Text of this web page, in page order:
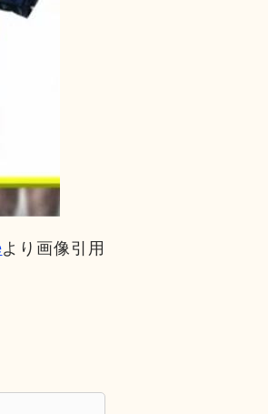
より画像引用